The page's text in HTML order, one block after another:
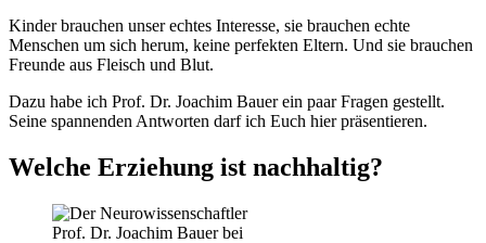
Kinder brauchen unser echtes Interesse, sie brauchen echte
Menschen um sich herum, keine perfekten Eltern. Und sie brauchen
Freunde aus Fleisch und Blut.
Dazu habe ich Prof. Dr. Joachim Bauer ein paar Fragen gestellt.
Seine spannenden Antworten darf ich Euch hier präsentieren.
Welche Erziehung ist nachhaltig?